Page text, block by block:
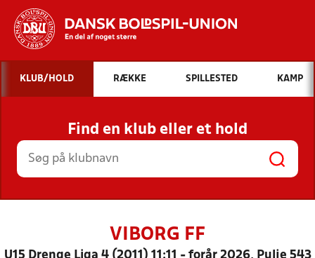
Hvad vil du søge efter?
INDHOLD OG NYHEDER
STILLINGER, RESULTATER, KLUBBER OG
HOLD
KLUB/HOLD RÆKKE SPILLESTED KAMP
Find en klub eller et hold
VIBORG FF
U15 Drenge Liga 4 (2011) 11:11 - forår 2026, Pulje 543